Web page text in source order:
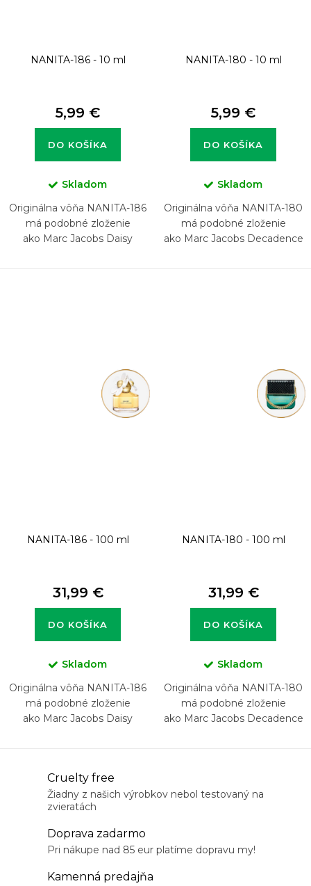
NANITA-186 - 10 ml
5,99 €
DO KOŠÍKA
Skladom
Originálna vôňa NANITA-186
má podobné zloženie
ako Marc Jacobs Daisy
NANITA-180 - 10 ml
5,99 €
DO KOŠÍKA
Skladom
Originálna vôňa NANITA-180
má podobné zloženie
ako Marc Jacobs Decadence
NANITA-186 - 100 ml
31,99 €
DO KOŠÍKA
Skladom
Originálna vôňa NANITA-186
má podobné zloženie
ako Marc Jacobs Daisy
NANITA-180 - 100 ml
31,99 €
DO KOŠÍKA
Skladom
Originálna vôňa NANITA-180
má podobné zloženie
ako Marc Jacobs Decadence
Cruelty free
Žiadny z našich výrobkov nebol testovaný na
zvieratách
Doprava zadarmo
Pri nákupe nad 85 eur platíme dopravu my!
Kamenná predajňa